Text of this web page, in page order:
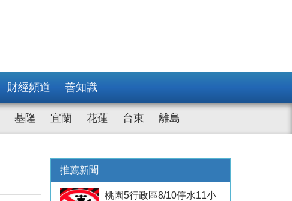
財經頻道 善知識
基隆 宜蘭 花蓮 台東 離島
推薦新聞
桃園5行政區8/10停水11小